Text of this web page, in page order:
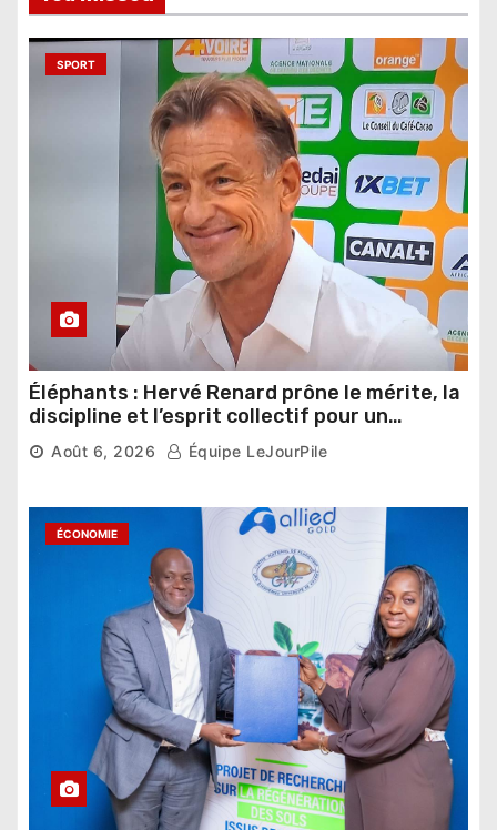
SPORT
Éléphants : Hervé Renard prône le mérite, la
discipline et l’esprit collectif pour un
nouveau départ
Août 6, 2026 Équipe LeJourPile
ÉCONOMIE